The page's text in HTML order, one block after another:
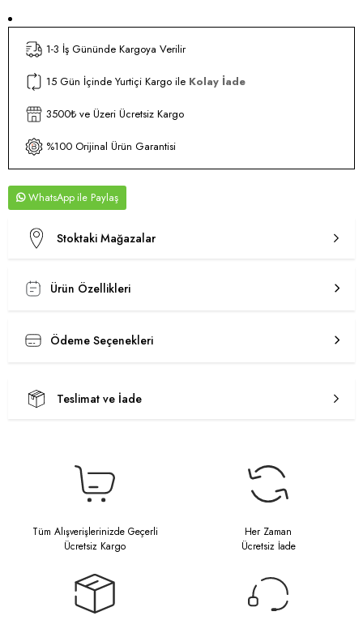
1-3 İş Gününde Kargoya Verilir
15 Gün İçinde Yurtiçi Kargo ile Kolay İade
3500₺ ve Üzeri Ücretsiz Kargo
%100 Orijinal Ürün Garantisi
WhatsApp
Stoktaki Mağazalar
Ürün Özellikleri
Ödeme Seçenekleri
Teslimat ve İade
Tüm Alışverişlerinizde Geçerli
Ücretsiz Kargo
Her Zaman
Ücretsiz İade